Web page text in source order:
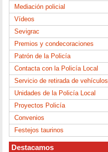
Mediación policial
Vídeos
Sevigrac
Premios y condecoraciones
Patrón de la Policía
Contacta con la Policía Local
Servicio de retirada de vehículos
Unidades de la Policía Local
Proyectos Policía
Convenios
Festejos taurinos
Destacamos